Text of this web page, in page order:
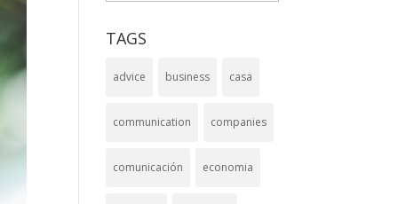
TAGS
advice business casa
communication companies
comunicación economia